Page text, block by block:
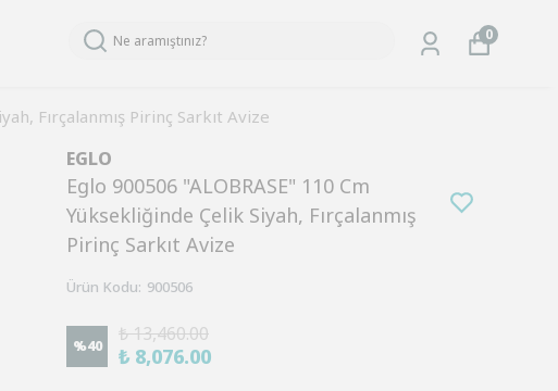
0
Fırçalanmış Pirinç Sarkıt Avize
EGLO
Eglo 900506 "ALOBRASE" 110 Cm
Yüksekliğinde Çelik Siyah, Fırçalanmış
Pirinç Sarkıt Avize
Ürün Kodu: 900506
%40
₺ 13,460.00
₺ 8,076.00